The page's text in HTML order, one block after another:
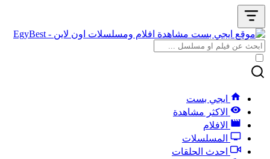
ايجي بست
الاكثر مشاهدة
الافلام
المسلسلات
احدث الحلقات